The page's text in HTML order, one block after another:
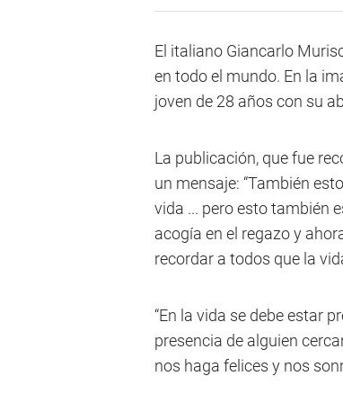
El italiano Giancarlo
en todo el mundo. En la
joven de 28 años con su
La publicación, que fue
un mensaje: “También
vida ... pero esto también
acogía en el regazo y
recordar a todos que la
“En la vida se debe estar
presencia de alguien
nos haga felices y nos